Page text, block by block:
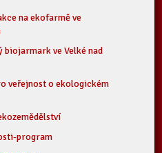
na ekofarmě ve
ve Velké nad
veřejnost o ekologickém
program